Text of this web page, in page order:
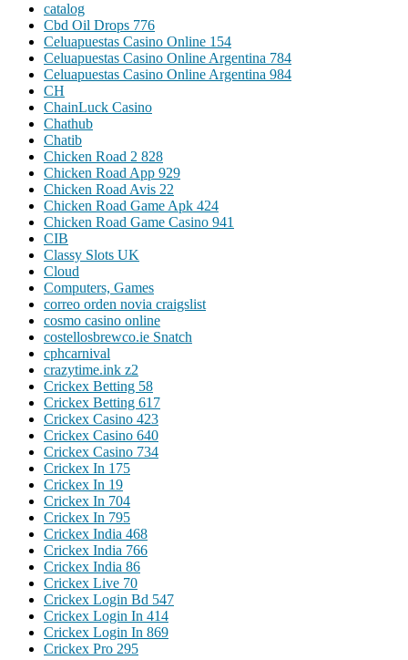
catalog
Cbd Oil Drops 776
Celuapuestas Casino Online 154
Celuapuestas Casino Online Argentina 784
Celuapuestas Casino Online Argentina 984
CH
ChainLuck Casino
Chathub
Chatib
Chicken Road 2 828
Chicken Road App 929
Chicken Road Avis 22
Chicken Road Game Apk 424
Chicken Road Game Casino 941
CIB
Classy Slots UK
Cloud
Computers, Games
correo orden novia craigslist
cosmo casino online
costellosbrewco.ie Snatch
cphcarnival
crazytime.ink z2
Crickex Betting 58
Crickex Betting 617
Crickex Casino 423
Crickex Casino 640
Crickex Casino 734
Crickex In 175
Crickex In 19
Crickex In 704
Crickex In 795
Crickex India 468
Crickex India 766
Crickex India 86
Crickex Live 70
Crickex Login Bd 547
Crickex Login In 414
Crickex Login In 869
Crickex Pro 295